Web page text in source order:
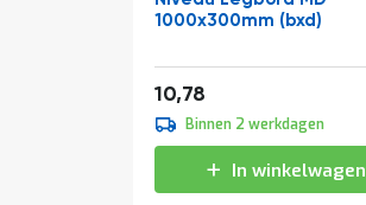
1000x300mm (bxd)
Vanaf
10,78
Binnen 2 werkdagen
In winkelwagen